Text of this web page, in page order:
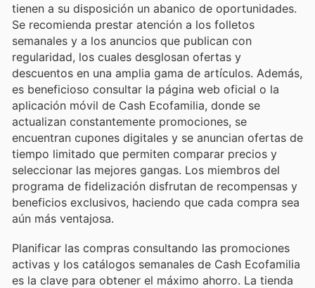
tienen a su disposición un abanico de oportunidades.
Se recomienda prestar atención a los folletos
semanales y a los anuncios que publican con
regularidad, los cuales desglosan ofertas y
descuentos en una amplia gama de artículos. Además,
es beneficioso consultar la página web oficial o la
aplicación móvil de Cash Ecofamilia, donde se
actualizan constantemente promociones, se
encuentran cupones digitales y se anuncian ofertas de
tiempo limitado que permiten comparar precios y
seleccionar las mejores gangas. Los miembros del
programa de fidelización disfrutan de recompensas y
beneficios exclusivos, haciendo que cada compra sea
aún más ventajosa.
Planificar las compras consultando las promociones
activas y los catálogos semanales de Cash Ecofamilia
es la clave para obtener el máximo ahorro. La tienda